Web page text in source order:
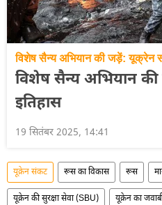
विशेष सैन्य अभियान की जड़ें: यूक्रेन
विशेष सैन्य अभियान
इतिहास
19 सितंबर 2025, 14:41
यूक्रेन संकट रूस का विकास रूस
यूक्रेन की सुरक्षा सेवा (SBU) यूक्रेन का